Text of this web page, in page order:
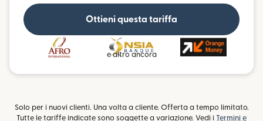
Ottieni questa tariffa
e altro ancora
Solo per i nuovi clienti. Una volta a cliente. Offerta a tempo limitato.
Tutte le tariffe indicate sono soggette a variazione. Vedi i Termini e